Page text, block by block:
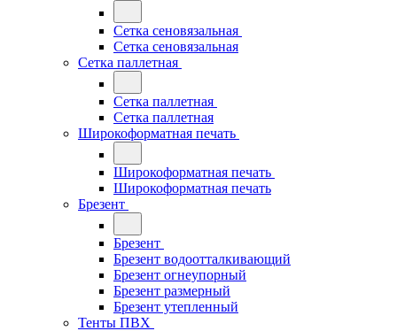
Сетка сеновязальная
Сетка сеновязальная
Сетка паллетная
Сетка паллетная
Сетка паллетная
Широкоформатная печать
Широкоформатная печать
Широкоформатная печать
Брезент
Брезент
Брезент водоотталкивающий
Брезент огнеупорный
Брезент размерный
Брезент утепленный
Тенты ПВХ